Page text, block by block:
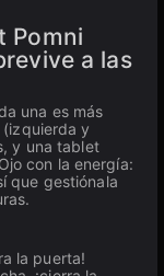
Pomni
a las
una es más
y
y una tablet
con la energía:
que gestiónala
la puerta!